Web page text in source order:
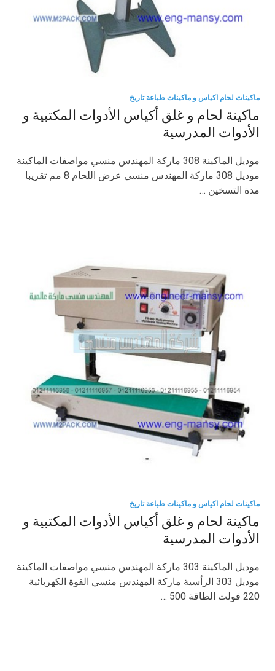
ماكينات لحام اكياس و ماكينات طباعة تاريخ
ماكينة لحام و غلق أكياس الأدوات المكتبية و
الأدوات المدرسية
موديل الماكينة 308 ماركة المهندس منسي مواصفات الماكينة
موديل 308 ماركة المهندس منسي عرض اللحام 8 مم تقريبا
مدة التسخين …
ماكينات لحام اكياس و ماكينات طباعة تاريخ
ماكينة لحام و غلق أكياس الأدوات المكتبية و
الأدوات المدرسية
موديل الماكينة 303 ماركة المهندس منسي مواصفات الماكينة
موديل 303 الرأسية ماركة المهندس منسي القوة الكهربائية
220 فولت الطاقة 500 …